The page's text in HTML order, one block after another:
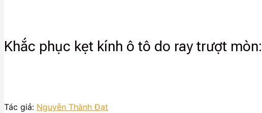
Khắc phục kẹt kính ô tô do ray trượt
Tác giả: Nguyễn Thành Đạt